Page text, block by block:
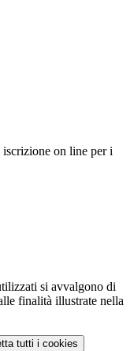
on line per i
si avvalgono di
finalità illustrate nella
tutti i cookies